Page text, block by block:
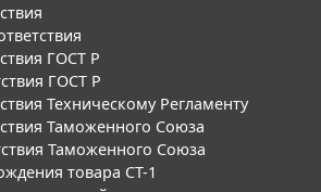
ГОСТ Р
ГОСТ Р
Техническому Регламенту
Таможенного Союза
Таможенного Союза
товара СТ-1